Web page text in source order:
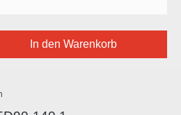
den gewünschten
In den Warenkorb